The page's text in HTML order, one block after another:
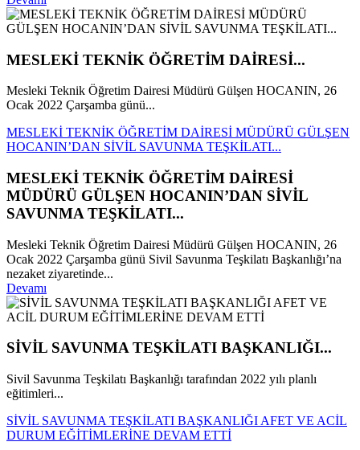
MESLEKİ TEKNİK ÖĞRETİM DAİRESİ...
Mesleki Teknik Öğretim Dairesi Müdürü Gülşen HOCANIN, 26
Ocak 2022 Çarşamba günü...
MESLEKİ TEKNİK ÖĞRETİM DAİRESİ MÜDÜRÜ GÜLŞEN
HOCANIN’DAN SİVİL SAVUNMA TEŞKİLATI...
MESLEKİ TEKNİK ÖĞRETİM DAİRESİ
MÜDÜRÜ GÜLŞEN HOCANIN’DAN SİVİL
SAVUNMA TEŞKİLATI...
Mesleki Teknik Öğretim Dairesi Müdürü Gülşen HOCANIN, 26
Ocak 2022 Çarşamba günü Sivil Savunma Teşkilatı Başkanlığı’na
nezaket ziyaretinde...
Devamı
SİVİL SAVUNMA TEŞKİLATI BAŞKANLIĞI...
Sivil Savunma Teşkilatı Başkanlığı tarafından 2022 yılı planlı
eğitimleri...
SİVİL SAVUNMA TEŞKİLATI BAŞKANLIĞI AFET VE ACİL
DURUM EĞİTİMLERİNE DEVAM ETTİ